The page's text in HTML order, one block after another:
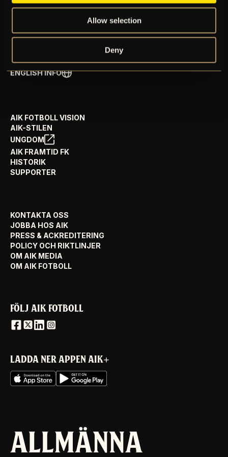
Allow selection
Deny
SPELSCHEMA
PRENUMERERA PÅ NYHETSBREV
ENGLISH INFO
AIK FOTBOLL VISION
AIK-STILEN
UNGDOM
AIK FRAMTID FK
HISTORIK
SUPPORTER
KONTAKTA OSS
JOBBA HOS AIK
PRESS & ACKREDITERING
POLICY OCH RIKTLINJER
OM AIK MEDIA
OM AIK FOTBOLL
FÖLJ AIK FOTBOLL
LADDA NER APPEN AIK+